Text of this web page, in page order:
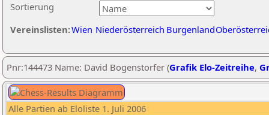
Sortierung
Vereinslisten:Wien Niederösterreich Burgenland
Pnr:144473 Name: David Bogenstorfer (Grafik Elo-Zeitreihe,
Alle Partien ab Eloliste 1. Juli 2006